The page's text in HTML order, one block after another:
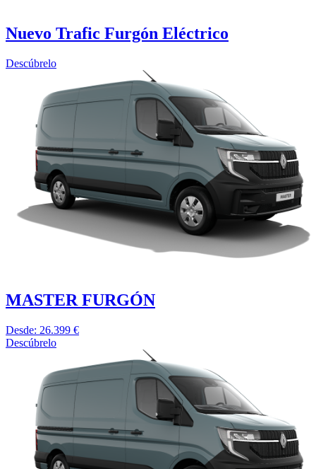
Nuevo Trafic Furgón Eléctrico
Descúbrelo
MASTER FURGÓN
Desde: 26.399 €
Descúbrelo